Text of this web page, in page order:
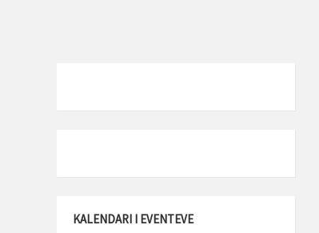
KALENDARI I EVENTEVE